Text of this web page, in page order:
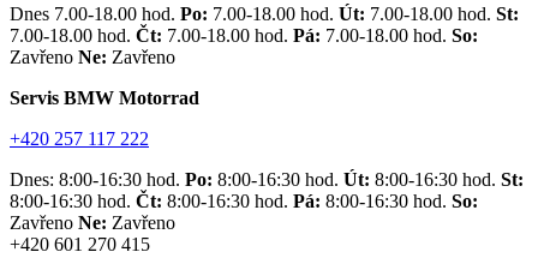
Dnes 7.00-18.00 hod. Po: 7.00-18.00 hod. Út: 7.00-18.00 hod. St:
7.00-18.00 hod. Čt: 7.00-18.00 hod. Pá: 7.00-18.00 hod. So:
Zavřeno Ne: Zavřeno
Servis BMW Motorrad
+420 257 117 222
Dnes: 8:00-16:30 hod. Po: 8:00-16:30 hod. Út: 8:00-16:30 hod. St:
8:00-16:30 hod. Čt: 8:00-16:30 hod. Pá: 8:00-16:30 hod. So:
Zavřeno Ne: Zavřeno
+420 601 270 415